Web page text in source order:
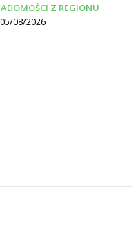
Z REGIONU
05/08/2026